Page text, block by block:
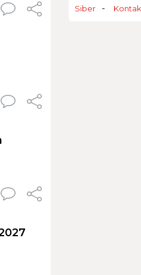
Siber
Kontak